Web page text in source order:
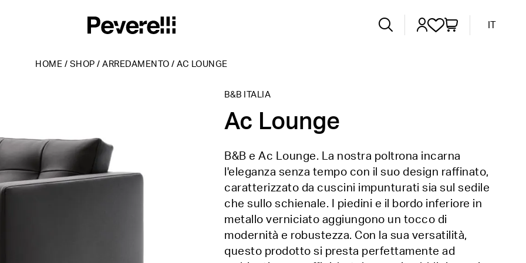
IT
HOME / SHOP /ARREDAMENTO /AC LOUNGE
B&B ITALIA
Ac Lounge
B&B e Ac Lounge. La nostra poltrona incarna
l'eleganza senza tempo con il suo design raffinato,
caratterizzato da cuscini impunturati sia sul sedile
che sullo schienale. I piedini e il bordo inferiore in
metallo verniciato aggiungono un tocco di
modernità e robustezza. Con la sua versatilità,
questo prodotto si presta perfettamente ad